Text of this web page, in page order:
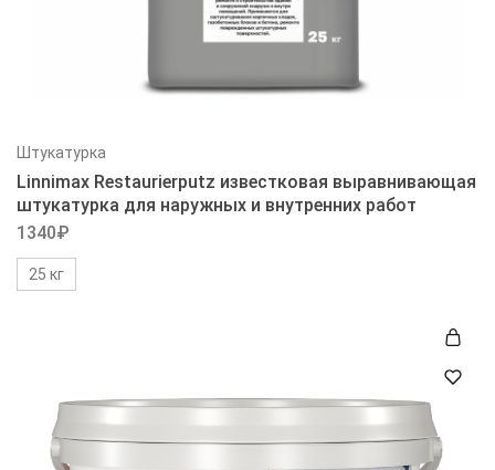
Штукатурка
Linnimax Restaurierputz известковая выравнивающая
штукатурка для наружных и внутренних работ
1340₽
25 кг